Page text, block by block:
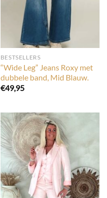
BESTSELLERS
“Wide Leg” Jeans Roxy met
dubbele band, Mid Blauw.
€49,95